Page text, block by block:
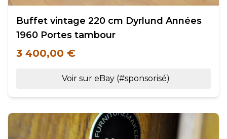
Buffet vintage 220 cm Dyrlund Années
1960 Portes tambour
3 400,00 €
Voir sur eBay (#sponsorisé)